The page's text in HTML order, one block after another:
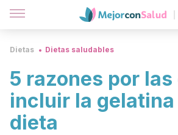
Dietas Dietas saludables
5 razones por las
incluir la gelatina
dieta